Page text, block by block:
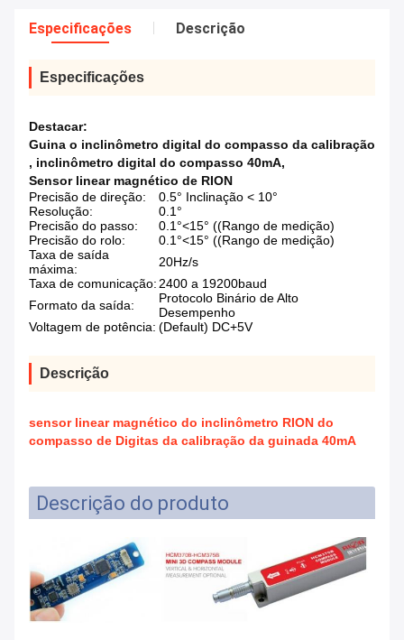
Especificações Descrição
Especificações
Destacar:
Guina o inclinômetro digital do compasso da calibração
, inclinômetro digital do compasso 40mA,
Sensor linear magnético de RION
Precisão de direção:
0.5° Inclinação < 10°
Resolução:
0.1°
Precisão do passo:
0.1°<15° ((Rango de medição)
Precisão do rolo:
0.1°<15° ((Rango de medição)
Taxa de saída
máxima:
20Hz/s
Taxa de comunicação:2400 a 19200baud
Formato da saída:
Protocolo Binário de Alto
Desempenho
Voltagem de potência: (Default) DC+5V
Descrição
sensor linear magnético do inclinômetro RION do
compasso de Digitas da calibração da guinada 40mA
Descrição do produto